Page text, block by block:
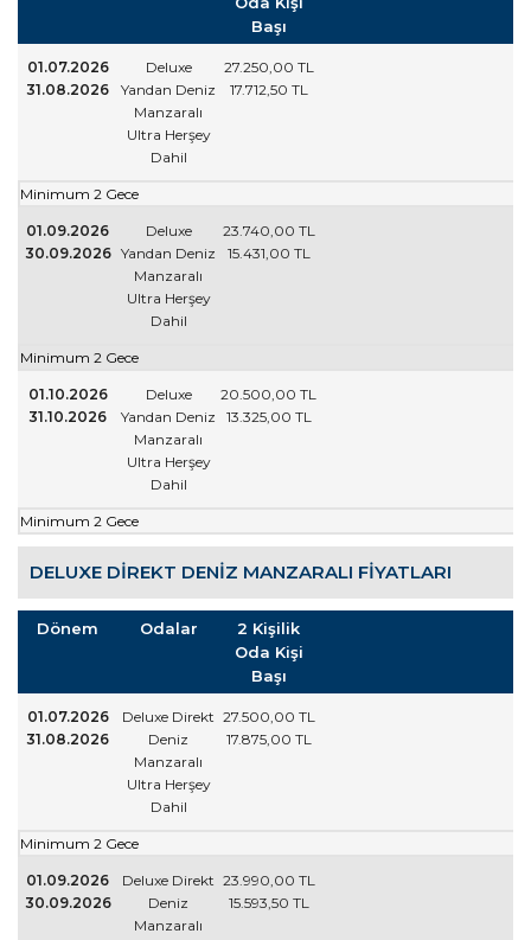
Başı
01.07.2026
31.08.2026
Deluxe
Yandan Deniz
Manzaralı
Ultra Herşey
Dahil
27.250 ,00 TL
17.712 ,50 TL
Minimum 2 Gece
01.09.2026
30.09.2026
Deluxe
Yandan Deniz
Manzaralı
Ultra Herşey
Dahil
23.740 ,00 TL
15.431 ,00 TL
Minimum 2 Gece
01.10.2026
31.10.2026
Deluxe
Yandan Deniz
Manzaralı
Ultra Herşey
Dahil
20.500 ,00 TL
13.325,00 TL
Minimum 2 Gece
DELUXE DIREKT DENIZ MANZARALI FIYATLARI
Dönem Odalar
2 Kişilik
Oda Kişi
Başı
01.07.2026
31.08.2026
Deluxe Direkt
Deniz
Manzaralı
Ultra Herşey
Dahil
27.500 ,00 TL
17.875,00 TL
Minimum 2 Gece
01.09.2026
30.09.2026
Deluxe Direkt
Deniz
Manzaralı
23.990 ,00 TL
15.593 ,50 TL